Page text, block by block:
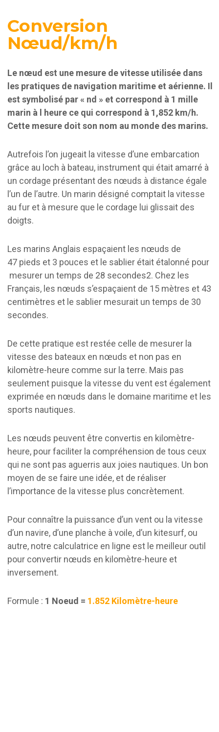
Conversion
Nœud/km/h
Le nœud est une mesure de vitesse utilisée dans
les pratiques de navigation maritime et aérienne. Il
est symbolisé par « nd » et correspond à 1 mille
marin à l heure ce qui correspond à 1,852 km/h.
Cette mesure doit son nom au monde des marins.
Autrefois l’on jugeait la vitesse d’une embarcation
grâce au loch à bateau, instrument qui était amarré à
un cordage présentant des nœuds à distance égale
l’un de l’autre. Un marin désigné comptait la vitesse
au fur et à mesure que le cordage lui glissait des
doigts.
Les marins Anglais espaçaient les nœuds de
47 pieds et 3 pouces et le sablier était étalonné pour
mesurer un temps de 28 secondes2. Chez les
Français, les nœuds s’espaçaient de 15 mètres et 43
centimètres et le sablier mesurait un temps de 30
secondes.
De cette pratique est restée celle de mesurer la
vitesse des bateaux en nœuds et non pas en
kilomètre-heure comme sur la terre. Mais pas
seulement puisque la vitesse du vent est également
exprimée en nœuds dans le domaine maritime et les
sports nautiques.
Les nœuds peuvent être convertis en kilomètre-
heure, pour faciliter la compréhension de tous ceux
qui ne sont pas aguerris aux joies nautiques. Un bon
moyen de se faire une idée, et de réaliser
l’importance de la vitesse plus concrètement.
Pour connaître la puissance d’un vent ou la vitesse
d’un navire, d’une planche à voile, d’un kitesurf, ou
autre, notre calculatrice en ligne est le meilleur outil
pour convertir nœuds en kilomètre-heure et
inversement.
Formule : 1 Noeud = 1.852 Kilomètre-heure